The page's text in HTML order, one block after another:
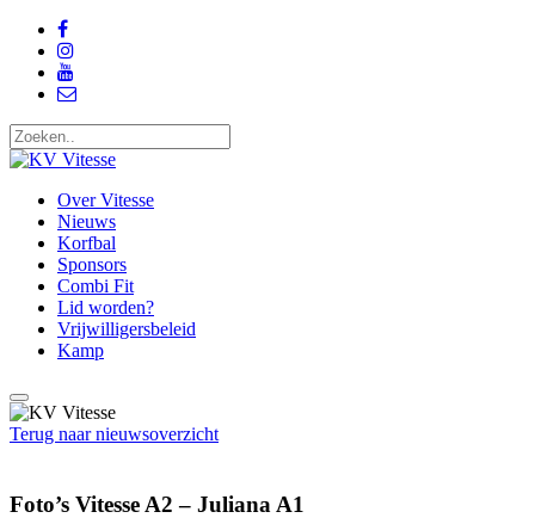
Over Vitesse
Nieuws
Korfbal
Sponsors
Combi Fit
Lid worden?
Vrijwilligersbeleid
Kamp
Terug naar nieuwsoverzicht
Foto’s Vitesse A2 – Juliana A1